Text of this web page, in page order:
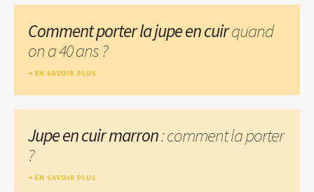
Comment porter la jupe en cuirquand
on a 40 ans ?
EN SAVOIR PLUS
Jupe en cuir marron: comment la porter
?
EN SAVOIR PLUS